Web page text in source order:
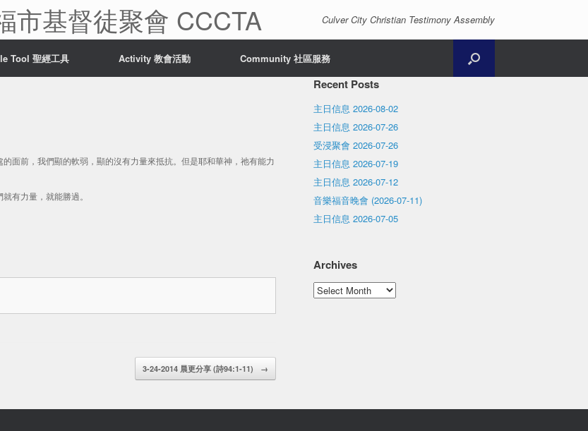
市基督徒聚會 CCCTA Culver City Christian Testimony Assembly
Tool 聖經工具 Activity 教會活動 Community 社區服務
面前，我們顯的軟弱，顯的沒有力量來抵抗。但是耶和華神，祂有能力
有力量，就能勝過。
3-24-2014 晨更分享 (詩94:1-11) →
Recent Posts
主日信息 2026-08-02
主日信息 2026-07-26
受浸聚會 2026-07-26
主日信息 2026-07-19
主日信息 2026-07-12
音樂福音晚會 (2026-07-11)
主日信息 2026-07-05
Archives
Archives